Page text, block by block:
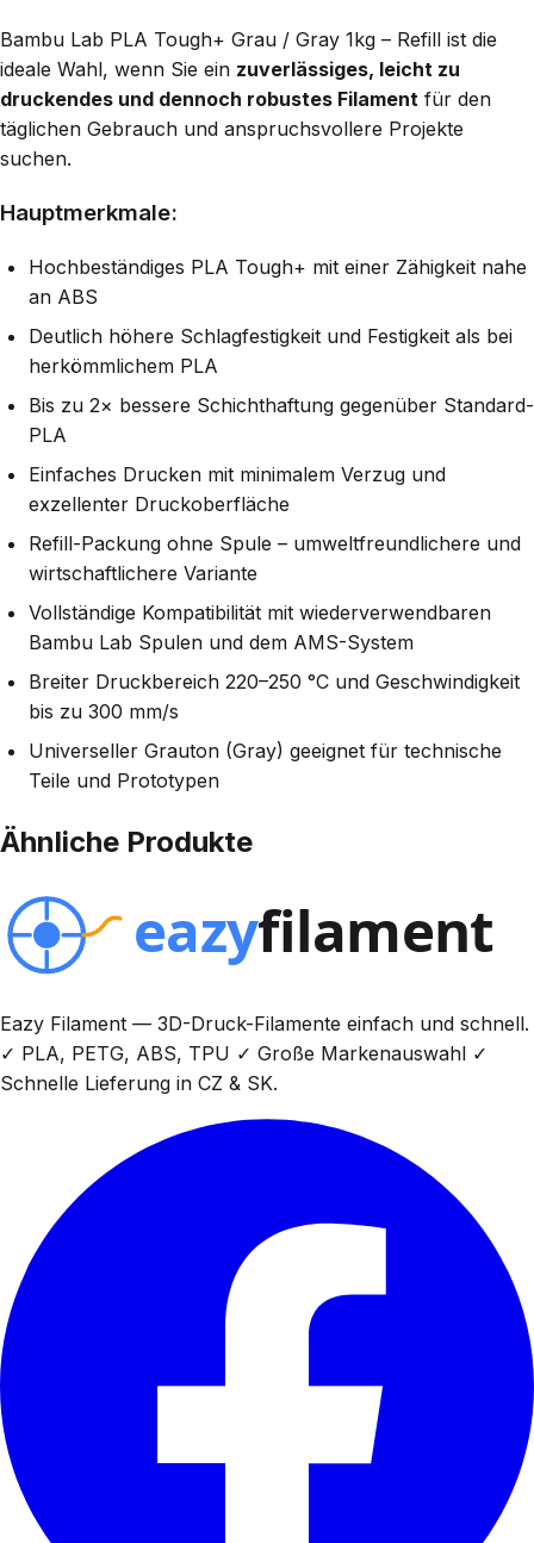
Bambu Lab PLA Tough+ Grau / Gray 1kg – Refill ist die
ideale Wahl, wenn Sie ein zuverlässiges, leicht zu
druckendes und dennoch robustes Filament für den
täglichen Gebrauch und anspruchsvollere Projekte
suchen.
Hauptmerkmale:
Hochbeständiges PLA Tough+ mit einer Zähigkeit nahe
an ABS
Deutlich höhere Schlagfestigkeit und Festigkeit als bei
herkömmlichem PLA
Bis zu 2× bessere Schichthaftung gegenüber Standard-
PLA
Einfaches Drucken mit minimalem Verzug und
exzellenter Druckoberfläche
Refill-Packung ohne Spule – umweltfreundlichere und
wirtschaftlichere Variante
Vollständige Kompatibilität mit wiederverwendbaren
Bambu Lab Spulen und dem AMS-System
Breiter Druckbereich 220–250 °C und Geschwindigkeit
bis zu 300 mm/s
Universeller Grauton (Gray) geeignet für technische
Teile und Prototypen
Ähnliche Produkte
Eazy Filament — 3D-Druck-Filamente einfach und schnell.
✓ PLA, PETG, ABS, TPU ✓ Große Markenauswahl ✓
Schnelle Lieferung in CZ & SK.